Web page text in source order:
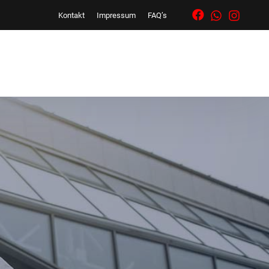
Kontakt Impressum FAQ’s